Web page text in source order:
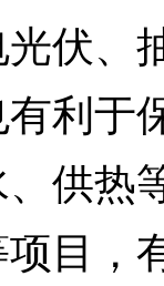
伏、
利于
供热
目，